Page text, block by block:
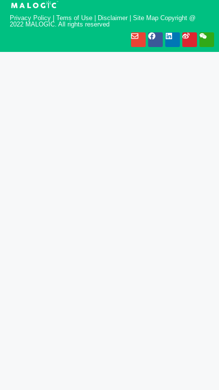
Privacy Policy | Tems of Use | Disclaimer | Site Map Copyright @
2022 MALOGIC. All rights reserved